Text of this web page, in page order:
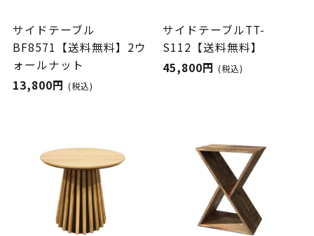
サイドテーブル
BF8571【送料無料】2ウ
ォールナット
13,800円 (税込)
サイドテーブルTT-
S112【送料無料】
45,800円(税込)